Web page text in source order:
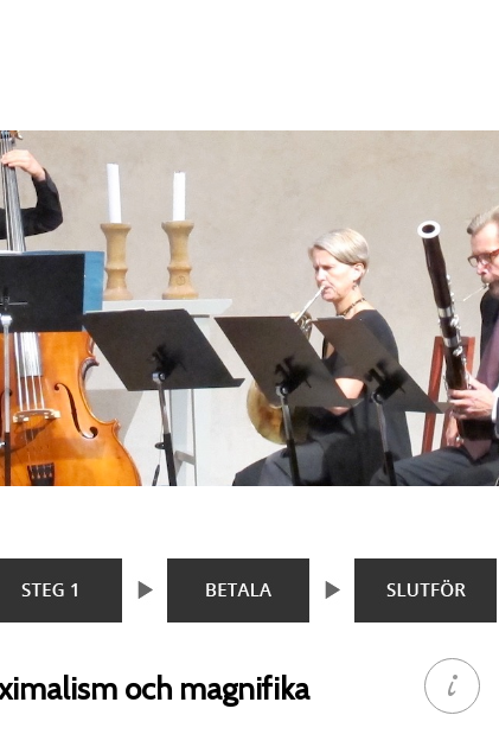
och magnifika